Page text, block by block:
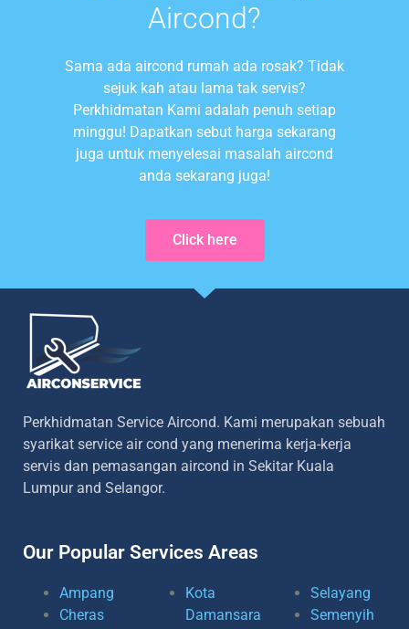
Aircond?
Sama ada aircond rumah ada rosak? Tidak
sejuk kah atau lama tak servis?
Perkhidmatan Kami adalah penuh setiap
minggu! Dapatkan sebut harga sekarang
juga untuk menyelesai masalah aircond
anda sekarang juga!
Click here
Perkhidmatan Service Aircond. Kami merupakan sebuah
syarikat service air cond yang menerima kerja-kerja
servis dan pemasangan aircond in Sekitar Kuala
Lumpur and Selangor.
Our Popular Services Areas
Ampang
Cheras
Kota
Damansara
Selayang
Semenyih